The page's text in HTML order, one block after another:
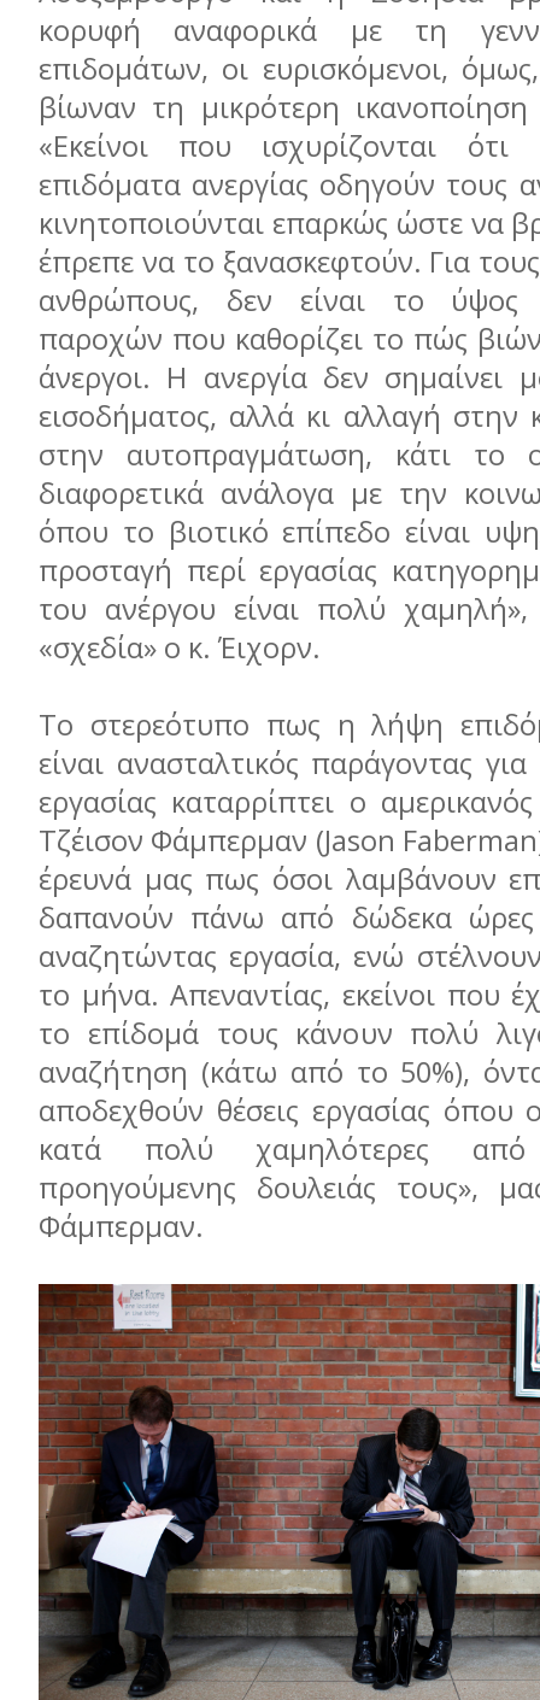
κορυφή αναφορικά με τη
επιδομάτων, οι ευρισκόμενοι,
βίωναν τη μικρότερη
«Εκείνοι που ισχυρίζονται
επιδόματα ανεργίας οδηγούν τους
κινητοποιούνται επαρκώς ώστε να
έπρεπε να το ξανασκεφτούν. Για
ανθρώπους, δεν είναι το ύψος
παροχών που καθορίζει το πώς
άνεργοι. Η ανεργία δεν σημαίνει
εισοδήματος, αλλά κι αλλαγή στην
στην αυτοπραγμάτωση, κάτι το
διαφορετικά ανάλογα με την
όπου το βιοτικό επίπεδο είναι
προσταγή περί εργασίας
του ανέργου είναι πολύ χαμηλή»,
«σχεδία» ο κ. Έιχορν.
To στερεότυπο πως η λήψη
είναι ανασταλτικός παράγοντας
εργασίας καταρρίπτει ο
Τζέισον Φάμπερμαν (Jason
έρευνά μας πως όσοι λαμβάνουν
δαπανούν πάνω από δώδεκα
αναζητώντας εργασία, ενώ
το μήνα. Απεναντίας, εκείνοι που
το επίδομά τους κάνουν πολύ
αναζήτηση (κάτω από το 50%),
αποδεχθούν θέσεις εργασίας όπου
κατά πολύ χαμηλότερες από
προηγούμενης δουλειάς τους»,
Φάμπερμαν.